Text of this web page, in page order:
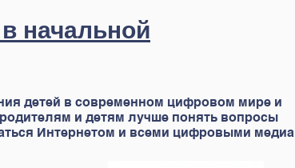
начальной
детей в современном цифровом мире и
и детям лучше понять вопросы
Интернетом и всеми цифровыми медиа